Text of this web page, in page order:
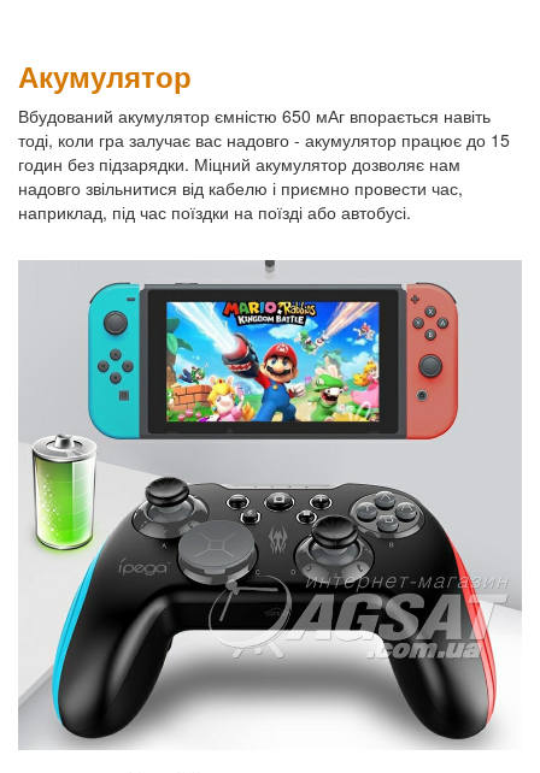
Акумулятор
Вбудований акумулятор ємністю 650 мАг впорається навіть
тоді, коли гра залучає вас надовго - акумулятор працює до 15
годин без підзарядки. Міцний акумулятор дозволяє нам
надовго звільнитися від кабелю і приємно провести час,
наприклад, під час поїздки на поїзді або автобусі.